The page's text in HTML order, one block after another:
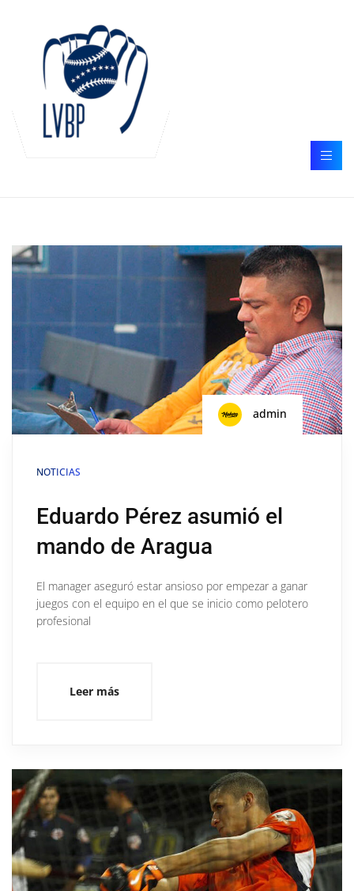
admin
NOTICIAS
Eduardo Pérez asumió el
mando de Aragua
El manager aseguró estar ansioso por empezar a ganar
juegos con el equipo en el que se inicio como pelotero
profesional
Leer más